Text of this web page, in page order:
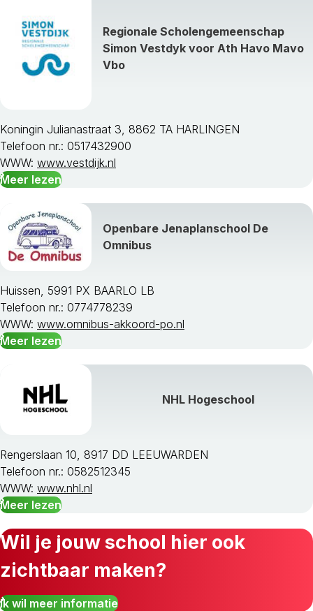
Regionale Scholengemeenschap
Simon Vestdyk voor Ath Havo Mavo
Vbo
Koningin Julianastraat 3, 8862 TA HARLINGEN
Telefoon nr.: 0517432900
WWW: www.vestdijk.nl
Meer lezen
Openbare Jenaplanschool De
Omnibus
Huissen, 5991 PX BAARLO LB
Telefoon nr.: 0774778239
WWW: www.omnibus-akkoord-po.nl
Meer lezen
NHL Hogeschool
Rengerslaan 10, 8917 DD LEEUWARDEN
Telefoon nr.: 0582512345
WWW: www.nhl.nl
Meer lezen
Wil je jouw school hier ook
zichtbaar maken?
Ik wil meer informatie